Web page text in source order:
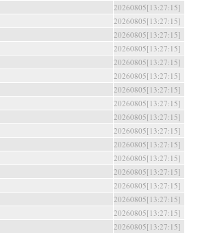
20260805[13:27:15]
20260805[13:27:15]
20260805[13:27:15]
20260805[13:27:15]
20260805[13:27:15]
20260805[13:27:15]
20260805[13:27:15]
20260805[13:27:15]
20260805[13:27:15]
20260805[13:27:15]
20260805[13:27:15]
20260805[13:27:15]
20260805[13:27:15]
20260805[13:27:15]
20260805[13:27:15]
20260805[13:27:15]
20260805[13:27:15]